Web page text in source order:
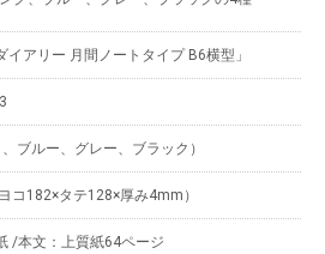
イアリー 月間ノートタイプ B6横型」
ブルー、グレー、ブラック）
コ182×タテ128×厚み4mm）
/本文：上質紙64ページ